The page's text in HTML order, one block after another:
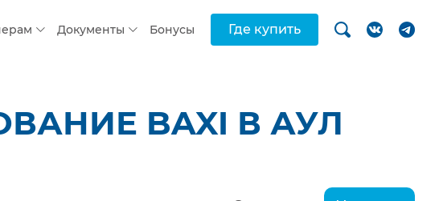
Документы Бонусы Где купить
BAXI В АУЛ